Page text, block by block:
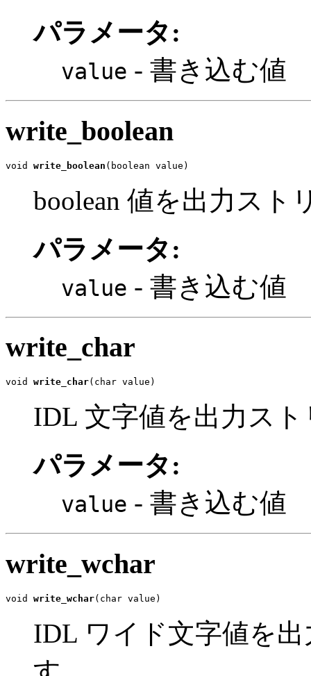
パラメータ:
value - 書き込む値
write_boolean
void write_boolean (boolean value)
boolean 値を出力スト
パラメータ:
value - 書き込む値
write_char
void write_char(char value)
IDL 文字値を出力ス
パラメータ:
value - 書き込む値
write_wchar
void write_wchar(char value)
IDL ワイド文字値を